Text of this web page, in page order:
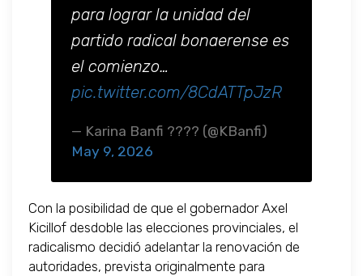
para lograr la unidad del
partido radical bonaerense es
el comienzo…
pic.twitter.com/8CdATTpJzR
— Karina Banfi ???? (@KBanfi)
May 9, 2026
Con la posibilidad de que el gobernador Axel
Kicillof desdoble las elecciones provinciales, el
radicalismo decidió adelantar la renovación de
autoridades, prevista originalmente para